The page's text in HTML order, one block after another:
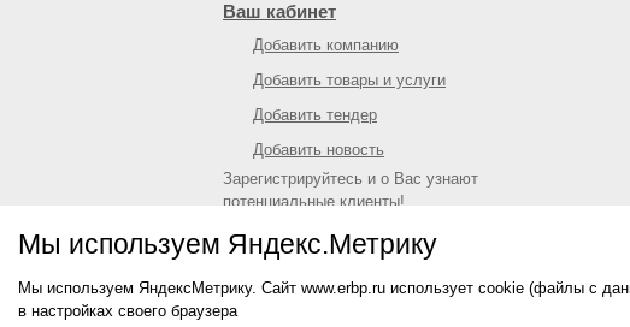
Мы используем Яндекс.Метрику
Мы используем ЯндексМетрику. Сайт www.erbp.ru использует cookie (файлы с
в настройках своего браузера
Ваш кабинет
Добавить компанию
Добавить товары и услуги
Добавить тендер
Добавить новость
Зарегистрируйтесь и о Вас узнают
потенциальные клиенты!
© 2009—2026Единый республиканский бизнес-портал
О портале